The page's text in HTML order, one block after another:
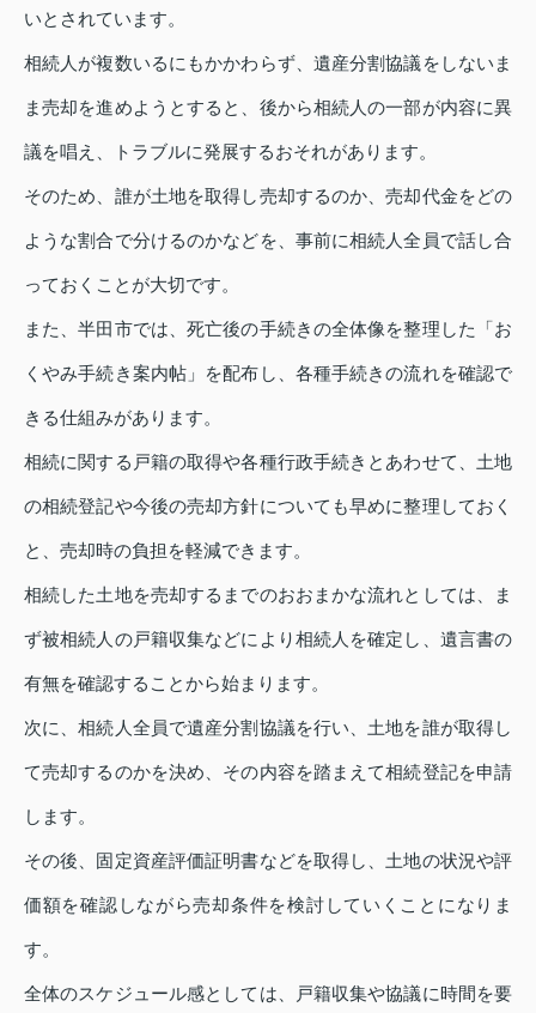
いとされています。
相続人が複数いるにもかかわらず、遺産分割協議をしないま
ま売却を進めようとすると、後から相続人の一部が内容に異
議を唱え、トラブルに発展するおそれがあります。
そのため、誰が土地を取得し売却するのか、売却代金をどの
ような割合で分けるのかなどを、事前に相続人全員で話し合
っておくことが大切です。
また、半田市では、死亡後の手続きの全体像を整理した「お
くやみ手続き案内帖」を配布し、各種手続きの流れを確認で
きる仕組みがあります。
相続に関する戸籍の取得や各種行政手続きとあわせて、土地
の相続登記や今後の売却方針についても早めに整理しておく
と、売却時の負担を軽減できます。
相続した土地を売却するまでのおおまかな流れとしては、ま
ず被相続人の戸籍収集などにより相続人を確定し、遺言書の
有無を確認することから始まります。
次に、相続人全員で遺産分割協議を行い、土地を誰が取得し
て売却するのかを決め、その内容を踏まえて相続登記を申請
します。
その後、固定資産評価証明書などを取得し、土地の状況や評
価額を確認しながら売却条件を検討していくことになりま
す。
全体のスケジュール感としては、戸籍収集や協議に時間を要